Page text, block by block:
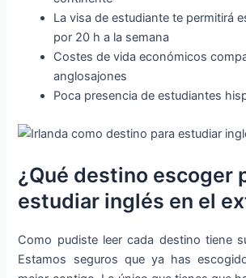
La visa de estudiante te permitirá
por 20 h a la semana
Costes de vida económicos
anglosajones
Poca presencia de estudiantes
¿Qué destino escoger
estudiar inglés en el
Como pudiste leer cada destino tiene
Estamos seguros que ya has